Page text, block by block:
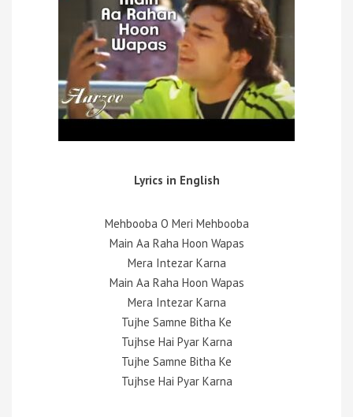
Lyrics in English
Mehbooba O Meri Mehbooba
Main Aa Raha Hoon Wapas
Mera Intezar Karna
Main Aa Raha Hoon Wapas
Mera Intezar Karna
Tujhe Samne Bitha Ke
Tujhse Hai Pyar Karna
Tujhe Samne Bitha Ke
Tujhse Hai Pyar Karna